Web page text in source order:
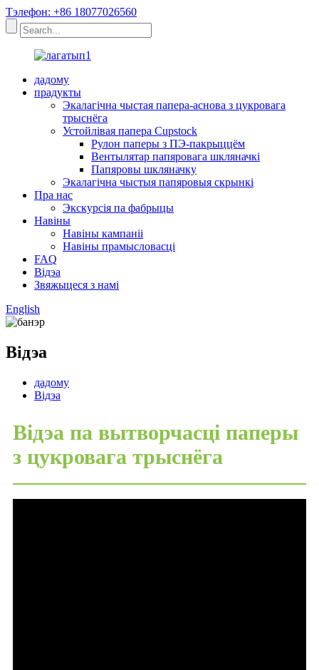
Тэлефон: +86 18077026560
дадому
прадукты
Экалагічна чыстая папера-аснова з цукровага
трыснёга
Устойлівая папера Cupstock
Рулон паперы з ПЭ-пакрыццём
Вентылятар папяровага шкляначкі
Папяровы шкляначку
Экалагічна чыстыя папяровыя скрынкі
Пра нас
Экскурсія па фабрыцы
Навіны
Навіны кампаніі
Навіны прамысловасці
FAQ
Відэа
Звяжыцеся з намі
English
Відэа
дадому
Відэа
Відэа па вытворчасці паперы
з цукровага трыснёга